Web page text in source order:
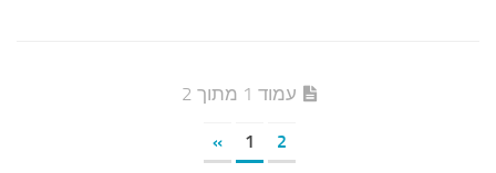
עמוד 1 מתוך 2
1 2
»